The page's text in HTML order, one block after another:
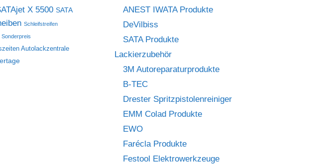
X 5500 SATA
Schleifstreifen
Sonderpreis
Autolackzentrale
ANEST IWATA Produkte
DeVilbiss
SATA Produkte
Lackierzubehör
3M Autoreparaturprodukte
B-TEC
Drester Spritzpistolenreiniger
EMM Colad Produkte
EWO
Farécla Produkte
Festool Elektrowerkzeuge